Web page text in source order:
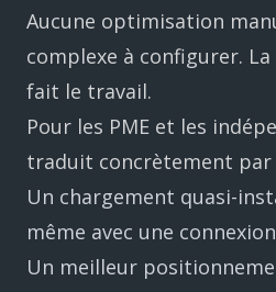
Aucune optimisation
complexe à configurer.
fait le travail.
Pour les PME et les
traduit concrètement par
Un chargement quasi-
même avec une
Un meilleur